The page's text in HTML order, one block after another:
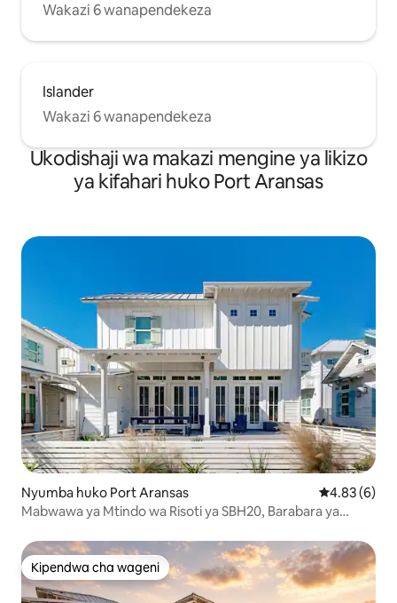
Wakazi 6 wanapendekeza
Islander
Wakazi 6 wanapendekeza
Ukodishaji wa makazi mengine ya likizo
ya kifahari huko Port Aransas
Nyumba huko Port Aransas Ukadiriaji
4.83 (6)
Mabwawa ya Mtindo wa Risoti ya SBH20, Barabara ya
Kipendwa cha wageni
Kipendwa cha wageni